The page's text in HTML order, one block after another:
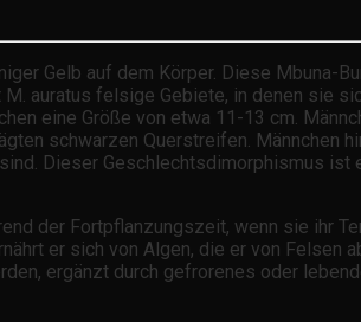
Gelb auf dem Körper. Diese Mbuna-
auratus felsige Gebiete, in denen sie
eine Größe von etwa 11-13 cm.
schwarzen Querstreifen. Männchen
Dieser Geschlechtsdimorphismus ist
der Fortpflanzungszeit, wenn sie ihr
er sich von Algen, die er von Felsen
ergänzt durch gefrorenes oder